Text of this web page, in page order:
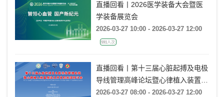
直播回看丨2026医学装备大会暨医
学装备展览会
2026-03-27 10:00 - 2026-03-27 12:00
591人次
直播回看丨第十三届心脏起搏及电极
导线管理高峰论坛暨心律植入装置感
染及并发症处理研讨会
2026-03-27 08:00 - 2026-03-27 12:00